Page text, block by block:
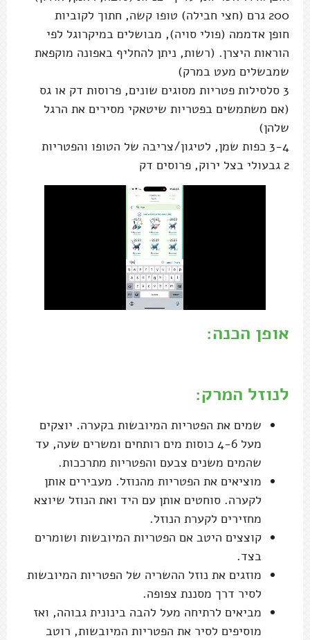
200 גרם (חצי חבילה) טופו קשה, חתוך לקוביות
חופן אדממה (פולי סויה), מבושלים במיקרוגל לפי
הוראות היצרן. (רשות, ניתן להחליף באפונה מוקפאת
שמבשלים מעט במרק)
3 סלסילות פטריות מסוגים שונים, פרוסות דק או גס
(אם משתמשים בפטריות שיטאקי מסירים את הרגל
שלהן)
3-4 כפות שמן, לטיגון/צריבה של הטופו והפטריות
2 גבעולי בצל ירוק, פרוסים דק
אופן הכנה:
לנוזל המרק:
שמים את הפטריות המיובשות בקערה. יוצקים
מעל 4-6 כוסות מים רותחים ומשרים שעה, עד
שהמים משנים צבעם והפטריות מתרככות.
מוציאים את הפטריות מהנוזל. מעבירים אותן
לקערה. סוחטים אותן עם היד ואת הנוזל שיוצא
מחזירים לקערת הנוזל.
קוצצים היטב אם הפטריות המיובשות ושומרים
בצד.
מוזגים את נוזל ההשריה של הפטריות המיובשות
לסיר דרך מסננת צפופה.
מביאים לרתיחה מעל להבה בינונית גבוהה, ואז
מוסיפים לסיר את הפטריות המיובשות, רוטב